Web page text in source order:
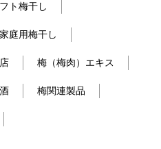
ト梅干し
庭用梅干し
梅（梅肉）エキス
梅関連製品